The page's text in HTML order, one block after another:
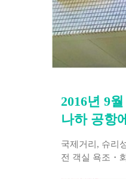
2016년 9
나하 공항
국제거리, 슈리
전 객실 욕조・